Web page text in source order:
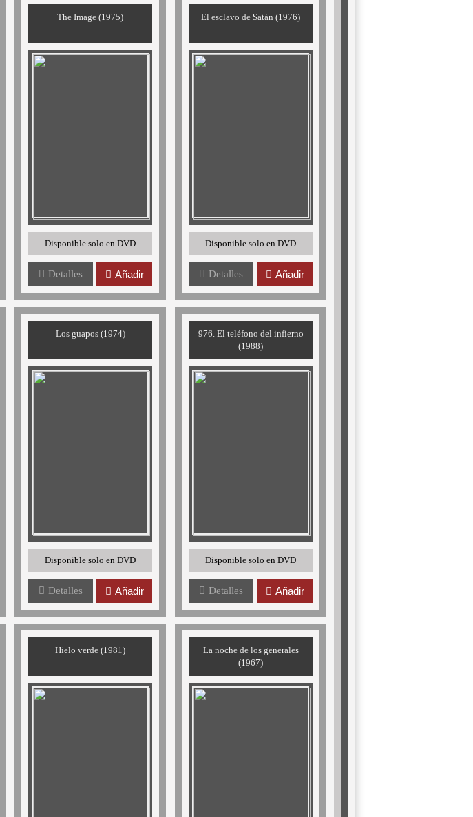
The Image (1975)
Disponible solo en DVD
Detalles Añadir
El esclavo de Satán (1976)
Disponible solo en DVD
Detalles Añadir
Los guapos (1974)
Disponible solo en DVD
Detalles Añadir
976. El teléfono del infierno
(1988)
Disponible solo en DVD
Detalles Añadir
Hielo verde (1981)
La noche de los generales
(1967)